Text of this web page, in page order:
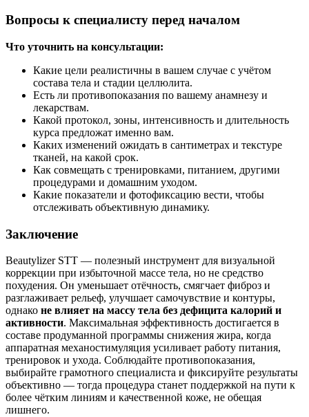
Вопросы к специалисту перед началом
Что уточнить на консультации:
Какие цели реалистичны в вашем случае с учётом
состава тела и стадии целлюлита.
Есть ли противопоказания по вашему анамнезу и
лекарствам.
Какой протокол, зоны, интенсивность и длительность
курса предложат именно вам.
Каких изменений ожидать в сантиметрах и текстуре
тканей, на какой срок.
Как совмещать с тренировками, питанием, другими
процедурами и домашним уходом.
Какие показатели и фотофиксацию вести, чтобы
отслеживать объективную динамику.
Заключение
Beautylizer STT — полезный инструмент для визуальной
коррекции при избыточной массе тела, но не средство
похудения. Он уменьшает отёчность, смягчает фиброз и
разглаживает рельеф, улучшает самочувствие и контуры,
однако не влияет на массу тела без дефицита калорий и
активности. Максимальная эффективность достигается в
составе продуманной программы снижения жира, когда
аппаратная механостимуляция усиливает работу питания,
тренировок и ухода. Соблюдайте противопоказания,
выбирайте грамотного специалиста и фиксируйте результаты
объективно — тогда процедура станет поддержкой на пути к
более чётким линиям и качественной коже, не обещая
лишнего.